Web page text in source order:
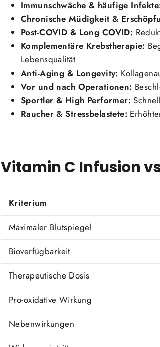
Immunschwäche & häufige
Chronische Müdigkeit &
Post-COVID & Long COVID:
Komplementäre Krebstherapie:
Lebensqualität
Anti-Aging & Longevity:
Vor und nach Operationen:
Sportler & High Performer:
Raucher & Stressbelastete:
Vitamin C Infusion
Kriterium
Maximaler Blutspiegel
Bioverfügbarkeit
Therapeutische Dosis
Pro-oxidative Wirkung
Nebenwirkungen